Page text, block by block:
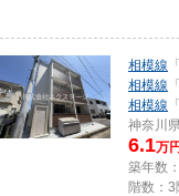
相模線 「
相模線 「
相模線 「
神奈川
6.1万
築年数
階数：3